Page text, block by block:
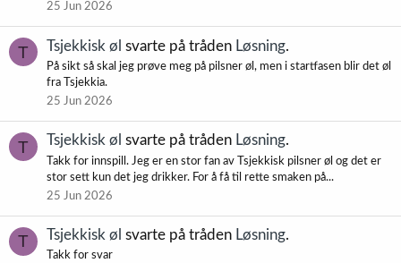
25 Jun 2026
T Tsjekkisk øl svarte på tråden Løsning.
På sikt så skal jeg prøve meg på pilsner øl, men i startfasen blir det øl
fra Tsjekkia.
25 Jun 2026
T Tsjekkisk øl svarte på tråden Løsning.
Takk for innspill. Jeg er en stor fan av Tsjekkisk pilsner øl og det er
stor sett kun det jeg drikker. For å få til rette smaken på...
25 Jun 2026
T Tsjekkisk øl svarte på tråden Løsning.
Takk for svar